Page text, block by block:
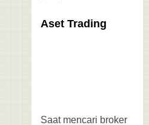
Aset Trading
Saat mencari broker